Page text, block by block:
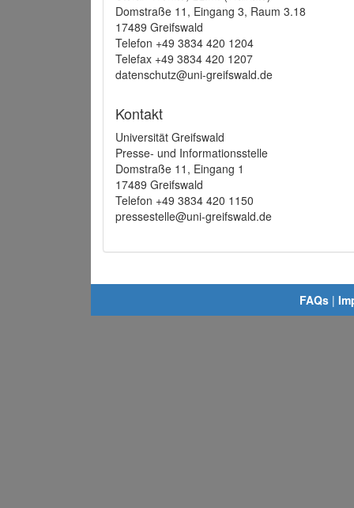
Domstraße 11, Eingang 3, Raum 3.18
17489 Greifswald
Telefon +49 3834 420 1204
Telefax +49 3834 420 1207
datenschutz@uni-greifswald.de
Kontakt
Universität Greifswald
Presse- und Informationsstelle
Domstraße 11, Eingang 1
17489 Greifswald
Telefon +49 3834 420 1150
pressestelle@uni-greifswald.de
FAQs |